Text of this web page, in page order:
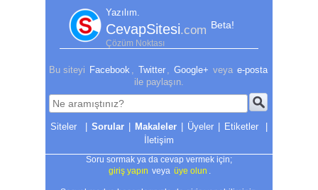
Yazılım.
CevapSitesi.com Beta!
Çözüm Noktası
Bu siteyi Facebook Twitter Google+ veya e-posta
ile paylaşın.
| Sorular | Makaleler | Üyeler | Etiketler
|
İletişim
Soru sormak ya da cevap vermek için;
giriş yapın veya üye olun